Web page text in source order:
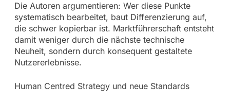
Die Autoren argumentieren: Wer diese Punkte
systematisch bearbeitet, baut Differenzierung auf,
die schwer kopierbar ist. Marktführerschaft entsteht
damit weniger durch die nächste technische
Neuheit, sondern durch konsequent gestaltete
Nutzererlebnisse.
Human Centred Strategy und neue Standards